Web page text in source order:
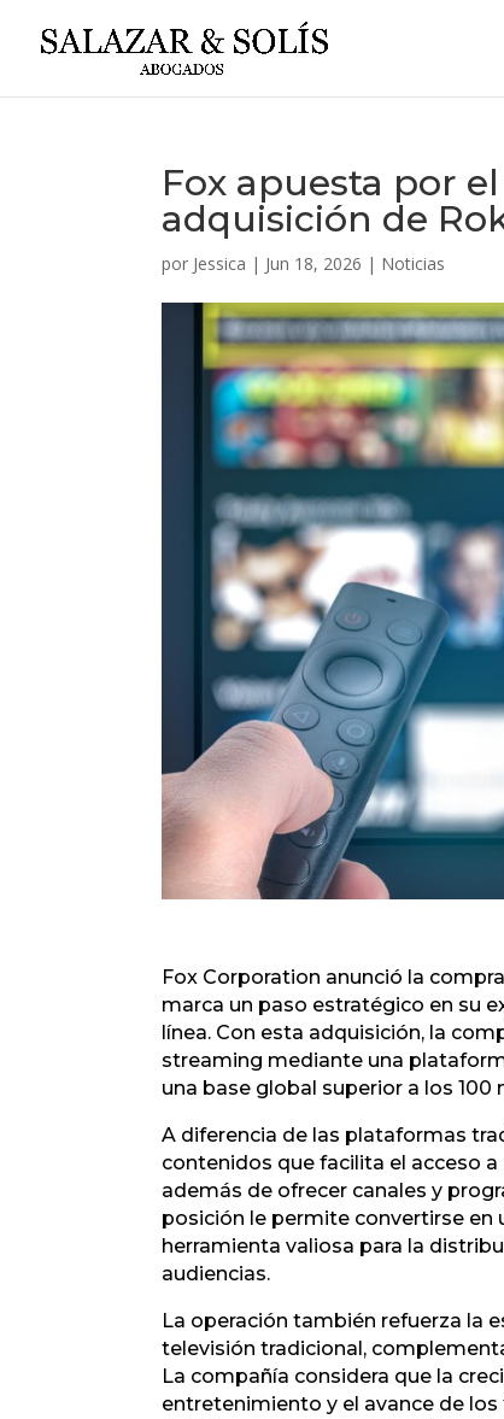
Fox apuesta por
adquisición de
por Jessica | Jun 18, 2026 | Noticias
Fox Corporation anunció la
marca un paso estratégico en su
línea. Con esta adquisición, la
streaming mediante una
una base global superior a los 100
A diferencia de las plataformas
contenidos que facilita el acceso
además de ofrecer canales y
posición le permite convertirse en
herramienta valiosa para la
audiencias.
La operación también refuerza la
televisión tradicional,
La compañía considera que la
entretenimiento y el avance de